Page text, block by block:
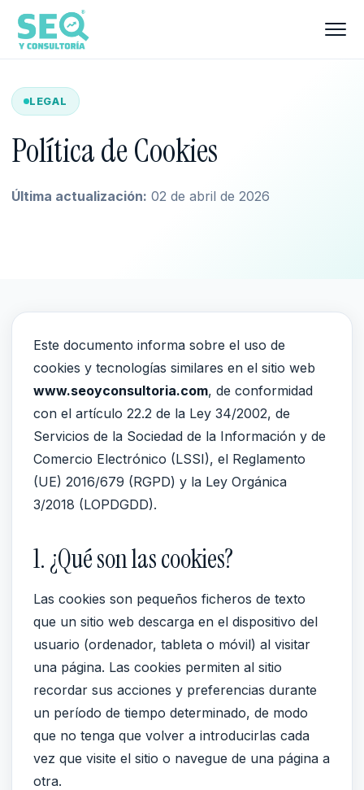
LEGAL
Política de Cookies
Última actualización: 02 de abril de 2026
Este documento informa sobre el uso de
cookies y tecnologías similares en el sitio web
www.seoyconsultoria.com, de conformidad
con el artículo 22.2 de la Ley 34/2002, de
Servicios de la Sociedad de la Información y de
Comercio Electrónico (LSSI), el Reglamento
(UE) 2016/679 (RGPD) y la Ley Orgánica
3/2018 (LOPDGDD).
1. ¿Qué son las cookies?
Las cookies son pequeños ficheros de texto
que un sitio web descarga en el dispositivo del
usuario (ordenador, tableta o móvil) al visitar
una página. Las cookies permiten al sitio
recordar sus acciones y preferencias durante
un período de tiempo determinado, de modo
que no tenga que volver a introducirlas cada
vez que visite el sitio o navegue de una página a
otra.